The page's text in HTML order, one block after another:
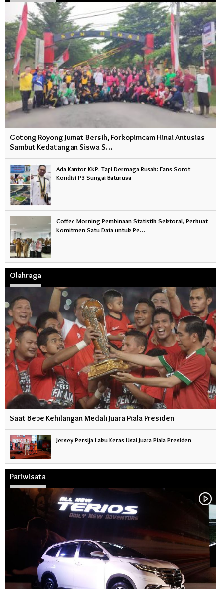
Gotong Royong Jumat Bersih, Forkopimcam Hinai Antusias
Sambut Kedatangan Siswa S…
Ada Kantor KKP. Tapi Dermaga Rusak: Fans Sorot
Kondisi P3 Sungai Baturusa
Coffee Morning Pembinaan Statistik Sektoral, Perkuat
Komitmen Satu Data untuk Pe…
Olahraga
Saat Bepe Kehilangan Medali Juara Piala Presiden
Jersey Persija Laku Keras Usai Juara Piala Presiden
Pariwisata